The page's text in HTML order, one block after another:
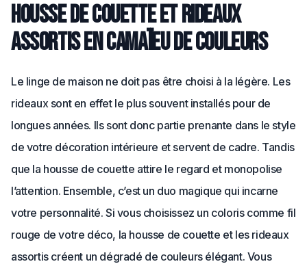
Housse de couette et rideaux
assortis en camaïeu de couleurs
Le linge de maison ne doit pas être choisi à la légère. Les
rideaux sont en effet le plus souvent installés pour de
longues années. Ils sont donc partie prenante dans le style
de votre décoration intérieure et servent de cadre. Tandis
que la housse de couette attire le regard et monopolise
l’attention. Ensemble, c’est un duo magique qui incarne
votre personnalité. Si vous choisissez un coloris comme fil
rouge de votre déco, la housse de couette et les rideaux
assortis créent un dégradé de couleurs élégant. Vous